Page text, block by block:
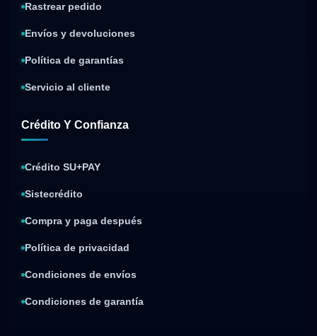
Rastrear pedido
Envíos y devoluciones
Política de garantías
Servicio al cliente
Crédito Y Confianza
Crédito SU+PAY
Sistecrédito
Compra y paga después
Política de privacidad
Condiciones de envíos
Condiciones de garantía